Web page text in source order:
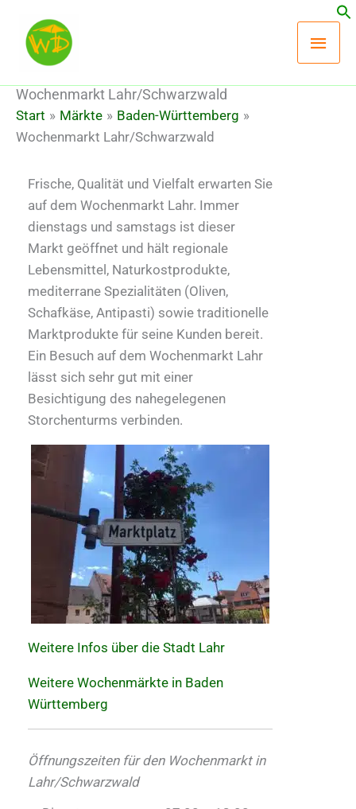
Inhalt
springen
Wochenmarkt Lahr/Schwarzwald
Start Märkte
Baden-Württemberg
Wochenmarkt Lahr/Schwarzwald
Frische, Qualität und Vielfalt erwarten Sie
auf dem Wochenmarkt Lahr. Immer
dienstags und samstags ist dieser
Markt geöffnet und hält regionale
Lebensmittel, Naturkostprodukte,
mediterrane Spezialitäten (Oliven,
Schafkäse, Antipasti) sowie traditionelle
Marktprodukte für seine Kunden bereit.
Ein Besuch auf dem Wochenmarkt Lahr
lässt sich sehr gut mit einer
Besichtigung des nahegelegenen
Storchenturms verbinden.
Weitere Infos über die Stadt Lahr
Weitere Wochenmärkte in Baden
Württemberg
Öffnungszeiten für den Wochenmarkt in
Lahr/Schwarzwald